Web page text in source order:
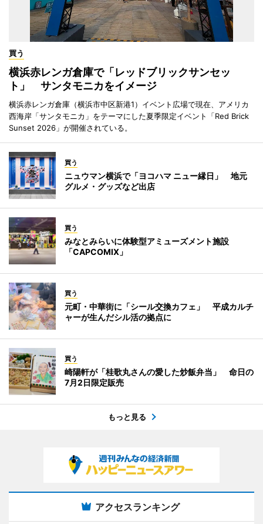
買う
横浜赤レンガ倉庫で「レッドブリックサンセッ
ト」 サンタモニカをイメージ
横浜赤レンガ倉庫（横浜市中区新港1）イベント広場で現在、アメリカ
西海岸「サンタモニカ」をテーマにした夏季限定イベント「Red Brick
Sunset 2026」が開催されている。
買う
ニュウマン横浜で「ヨコハマ ニュー縁日」 地元
グルメ・グッズなど出店
買う
みなとみらいに体験型アミューズメント施設
「CAPCOMIX」
買う
元町・中華街に「シール交換カフェ」 平成カルチ
ャーが生んだシル活の拠点に
買う
崎陽軒が「桂歌丸さんの愛した炒飯弁当」 命日の
7月2日限定販売
もっと見る
アクセスランキング